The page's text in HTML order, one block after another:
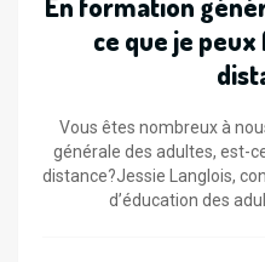
ce que je
Vous êtes nombreux à
générale des adultes, est-
distance?Jessie Langlois,
d’éducation des